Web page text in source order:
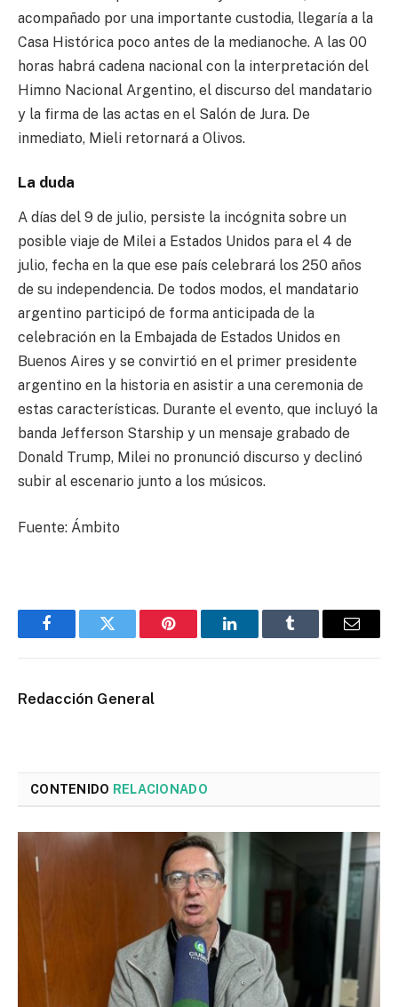
acompañado por una importante custodia, llegaría a la
Casa Histórica poco antes de la medianoche. A las 00
horas habrá cadena nacional con la interpretación del
Himno Nacional Argentino, el discurso del mandatario
y la firma de las actas en el Salón de Jura. De
inmediato, Mieli retornará a Olivos.
La duda
A días del 9 de julio, persiste la incógnita sobre un
posible viaje de Milei a Estados Unidos para el 4 de
julio, fecha en la que ese país celebrará los 250 años
de su independencia. De todos modos, el mandatario
argentino participó de forma anticipada de la
celebración en la Embajada de Estados Unidos en
Buenos Aires y se convirtió en el primer presidente
argentino en la historia en asistir a una ceremonia de
estas características. Durante el evento, que incluyó la
banda Jefferson Starship y un mensaje grabado de
Donald Trump, Milei no pronunció discurso y declinó
subir al escenario junto a los músicos.
Fuente: Ámbito
FacebookTwitter Pinterest LinkedInTumblr Email
Redacción General
CONTENIDO RELACIONADO